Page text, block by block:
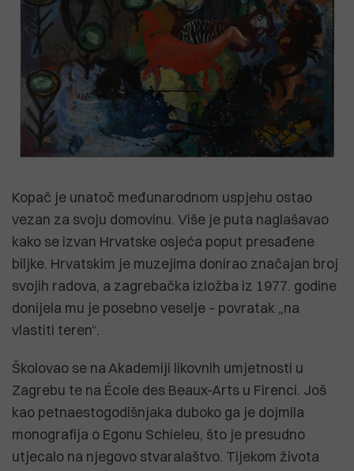
Kopač je unatoč međunarodnom uspjehu ostao
vezan za svoju domovinu. Više je puta naglašavao
kako se izvan Hrvatske osjeća poput presađene
biljke. Hrvatskim je muzejima donirao značajan broj
svojih radova, a zagrebačka izložba iz 1977. godine
donijela mu je posebno veselje – povratak „na
vlastiti teren“.
Školovao se na Akademiji likovnih umjetnosti u
Zagrebu te na École des Beaux-Arts u Firenci. Još
kao petnaestogodišnjaka duboko ga je dojmila
monografija o Egonu Schieleu, što je presudno
utjecalo na njegovo stvaralaštvo. Tijekom života